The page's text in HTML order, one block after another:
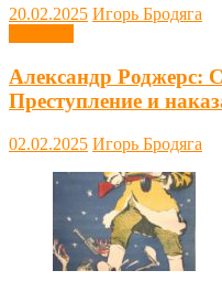
20.02.2025 Игорь Бродяга
Александр Роджерс:
Преступление и
02.02.2025 Игорь Бродяга